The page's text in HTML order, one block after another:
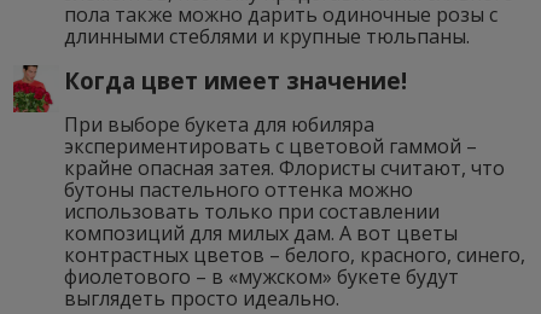
пола также можно дарить одиночные розы с
длинными стеблями и крупные тюльпаны.
Когда цвет имеет значение!
При выборе букета для юбиляра
экспериментировать с цветовой гаммой –
крайне опасная затея. Флористы считают, что
бутоны пастельного оттенка можно
использовать только при составлении
композиций для милых дам. А вот цветы
контрастных цветов – белого, красного, синего,
фиолетового – в «мужском» букете будут
выглядеть просто идеально.